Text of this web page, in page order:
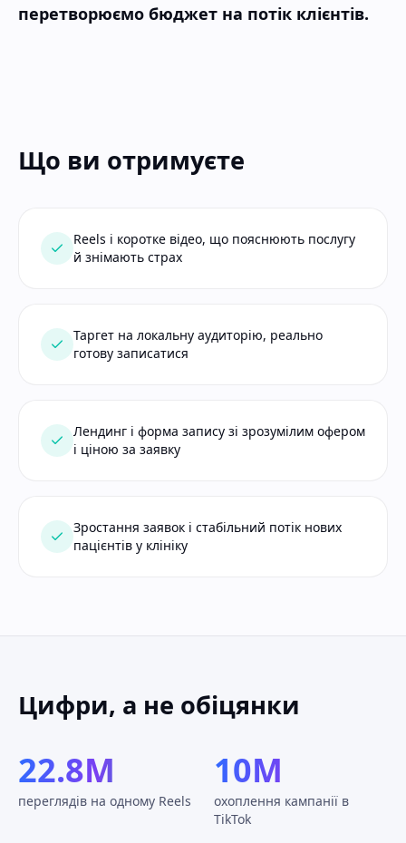
перетворюємо бюджет на потік клієнтів.
Що ви отримуєте
Reels і коротке відео, що пояснюють послугу
й знімають страх
Таргет на локальну аудиторію, реально
готову записатися
Лендинг і форма запису зі зрозумілим офером
і ціною за заявку
Зростання заявок і стабільний потік нових
пацієнтів у клініку
Цифри, а не обіцянки
22.8M
переглядів на одному Reels
10M
охоплення кампанії в
TikTok